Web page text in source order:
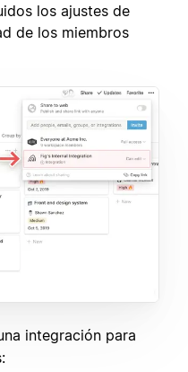
los ajustes de
de los miembros
integración para